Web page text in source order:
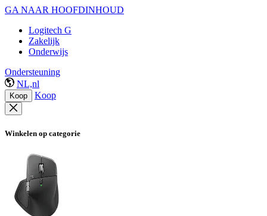
GA NAAR HOOFDINHOUD
Logitech G
Zakelijk
Onderwijs
Ondersteuning
NL,nl
Koop Koop
Winkelen op categorie